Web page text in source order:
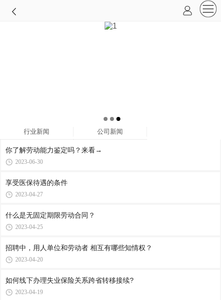
行业新闻 公司新闻
你了解劳动能力鉴定吗？来看→
2023-06-30
享受医保待遇的条件
2023-04-27
什么是无固定期限劳动合同？
2023-04-25
招聘中，用人单位和劳动者 相互有哪些知情权？
2023-04-20
如何线下办理失业保险关系跨省转移接续?
2023-04-19